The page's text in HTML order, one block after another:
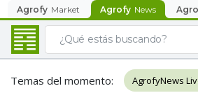
Agrofy Market Agrofy News
Temas del momento: AgrofyNews